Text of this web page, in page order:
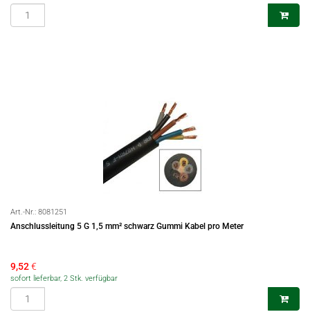
Art.-Nr.: 8081251
Anschlussleitung 5 G 1,5 mm² schwarz Gummi Kabel pro Meter
9,52€
sofort lieferbar, 2 Stk. verfügbar